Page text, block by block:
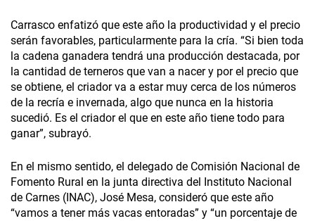
Carrasco enfatizó que este año la productividad y el precio
serán favorables, particularmente para la cría. “Si bien toda
la cadena ganadera tendrá una producción destacada, por
la cantidad de terneros que van a nacer y por el precio que
se obtiene, el criador va a estar muy cerca de los números
de la recría e invernada, algo que nunca en la historia
sucedió. Es el criador el que en este año tiene todo para
ganar”, subrayó.
En el mismo sentido, el delegado de Comisión Nacional de
Fomento Rural en la junta directiva del Instituto Nacional
de Carnes (INAC), José Mesa, consideró que este año
“vamos a tener más vacas entoradas” y “un porcentaje de